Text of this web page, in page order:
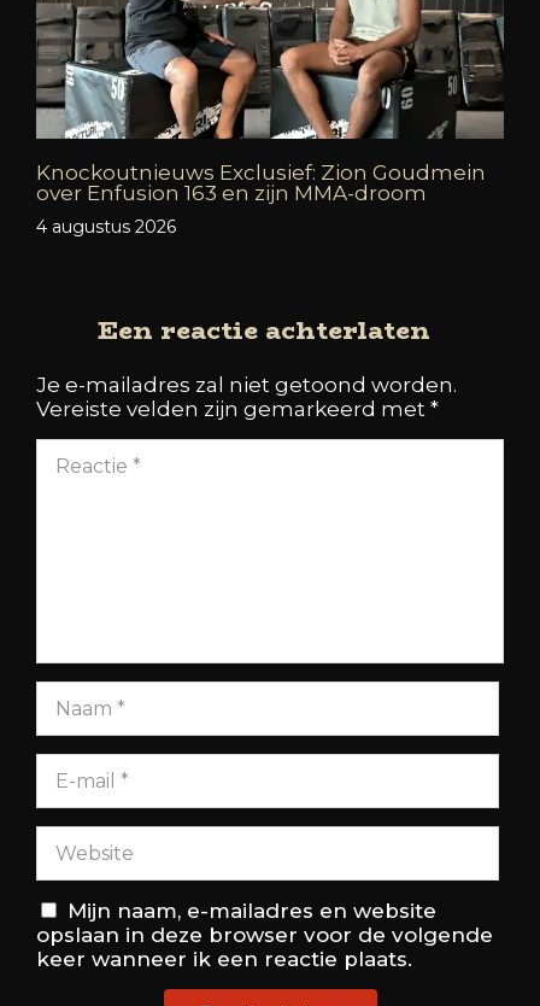
Knockoutnieuws Exclusief: Zion Goudmein
over Enfusion 163 en zijn MMA-droom
4 augustus 2026
Een reactie achterlaten
Je e-mailadres zal niet getoond worden.
Vereiste velden zijn gemarkeerd met *
Mijn naam, e-mailadres en website
opslaan in deze browser voor de volgende
keer wanneer ik een reactie plaats.